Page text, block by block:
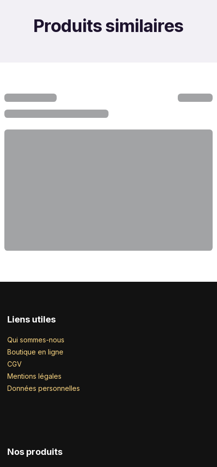
Produits similaires
Liens utiles
Qui sommes-nous
Boutique en ligne
CGV
Mentions légales
Données personnelles
Nos produits